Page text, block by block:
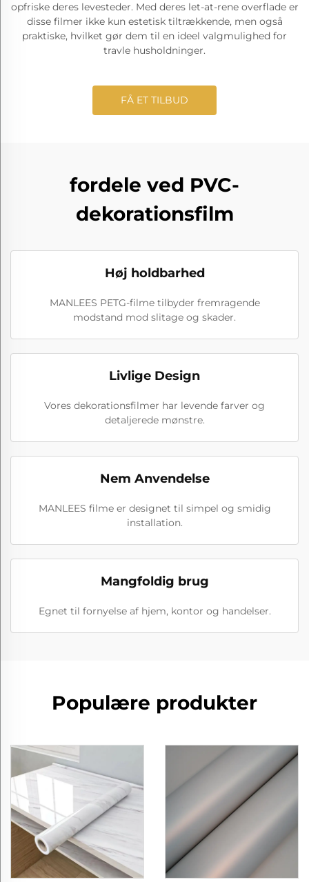
opfriske deres levesteder. Med deres let-at-rene overflade er
disse filmer ikke kun estetisk tiltrækkende, men også
praktiske, hvilket gør dem til en ideel valgmulighed for
travle husholdninger.
FÅ ET TILBUD
fordele ved PVC-
dekorationsfilm
Høj holdbarhed
MANLEES PETG-filme tilbyder fremragende
modstand mod slitage og skader.
Livlige Design
Vores dekorationsfilmer har levende farver og
detaljerede mønstre.
Nem Anvendelse
MANLEES filme er designet til simpel og smidig
installation.
Mangfoldig brug
Egnet til fornyelse af hjem, kontor og handelser.
Populære produkter